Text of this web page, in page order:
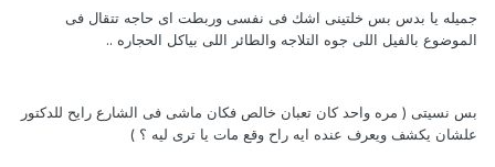
جميله يا بدس بس خلتينى اشك فى نفسى وربطت اى حاجه تتقال فى
الموضوع بالفيل اللى جوه التلاجه والطائر اللى بياكل الحجاره ..
بس نسيتى ( مره واحد كان تعبان خالص فكان ماشى فى الشارع رايح للدكتور
علشان يكشف ويعرف عنده ايه راح وقع مات يا ترى ليه ؟ )